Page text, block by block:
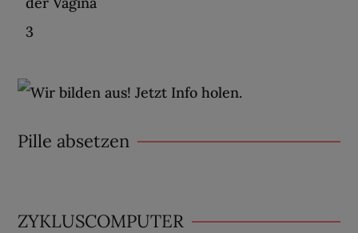
Pille absetzen
ZYKLUSCOMPUTER